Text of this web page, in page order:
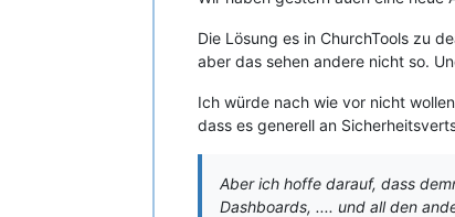
Die Lösung es in ChurchTools zu
aber das sehen andere nicht so.
Ich würde nach wie vor nicht
dass es generell an
Aber ich hoffe darauf, dass
Dashboards, .... und all den